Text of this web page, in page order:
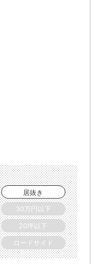
居抜き
30万円以下
20坪以下
ロードサイド